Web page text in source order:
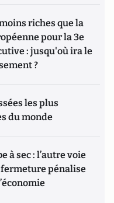
riches que la
pour la 3e
: jusqu'où ira le
?
les plus
du monde
à sec : l’autre voie
fermeture pénalise